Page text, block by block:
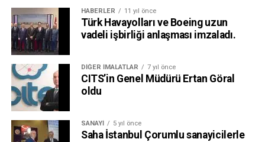
HABERLER 11 yıl önce
Türk Havayolları ve Boeing uzun
vadeli işbirliği anlaşması imzaladı.
DIĞER İMALATLAR 7 yıl önce
CITS’in Genel Müdürü Ertan Göral
oldu
SANAYI 5 yıl önce
Saha İstanbul Çorumlu sanayicilerle